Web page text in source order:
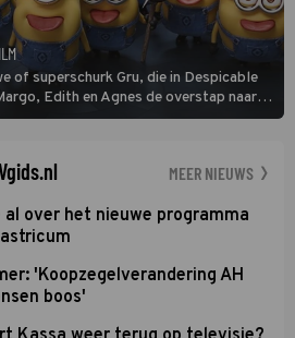
of superschurk Gru, die in Despicable
Edith en Agnes de overstap naar
op dat pad weet te blijven.
MEER NIEUWS
over het nieuwe programma
'Koopzegelverandering AH
boos'